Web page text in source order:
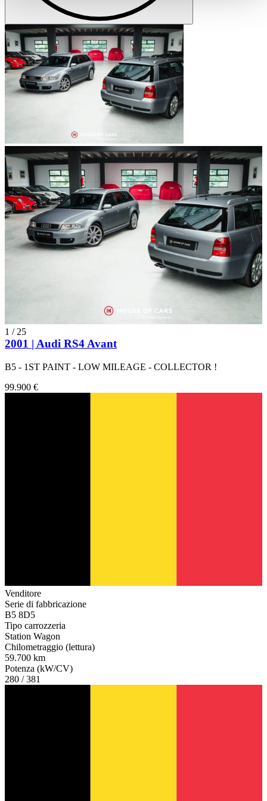
haben oder die sie im Rahmen Ihrer Nutzung der Dienste
gesammelt haben.Datenschutzerklärung
1 / 25
2001 | Audi RS4 Avant
B5 - 1ST PAINT - LOW MILEAGE - COLLECTOR !
99.900 €
Venditore
Serie di fabbricazione
B5 8D5
Tipo carrozzeria
Station Wagon
Chilometraggio (lettura)
59.700 km
Potenza (kW/CV)
280 / 381